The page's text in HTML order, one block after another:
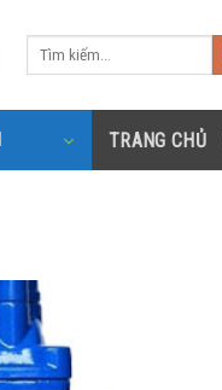
Tìm
TRANG CHỦ